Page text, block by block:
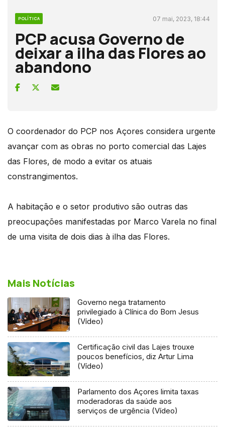
POLÍTICA 07 mai, 2023, 18:44
PCP acusa Governo de
deixar a ilha das Flores ao
abandono
O coordenador do PCP nos Açores considera urgente
avançar com as obras no porto comercial das Lajes
das Flores, de modo a evitar os atuais
constrangimentos.
A habitação e o setor produtivo são outras das
preocupações manifestadas por Marco Varela no final
de uma visita de dois dias à ilha das Flores.
Mais Notícias
Governo nega tratamento
privilegiado à Clínica do Bom Jesus
(Vídeo)
Certificação civil das Lajes trouxe
poucos benefícios, diz Artur Lima
(Vídeo)
Parlamento dos Açores limita taxas
moderadoras da saúde aos
serviços de urgência (Vídeo)